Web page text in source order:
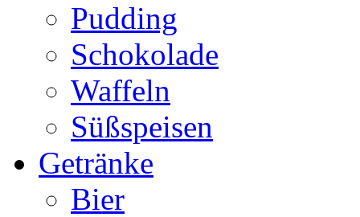
Pudding
Schokolade
Waffeln
Süßspeisen
Getränke
Bier